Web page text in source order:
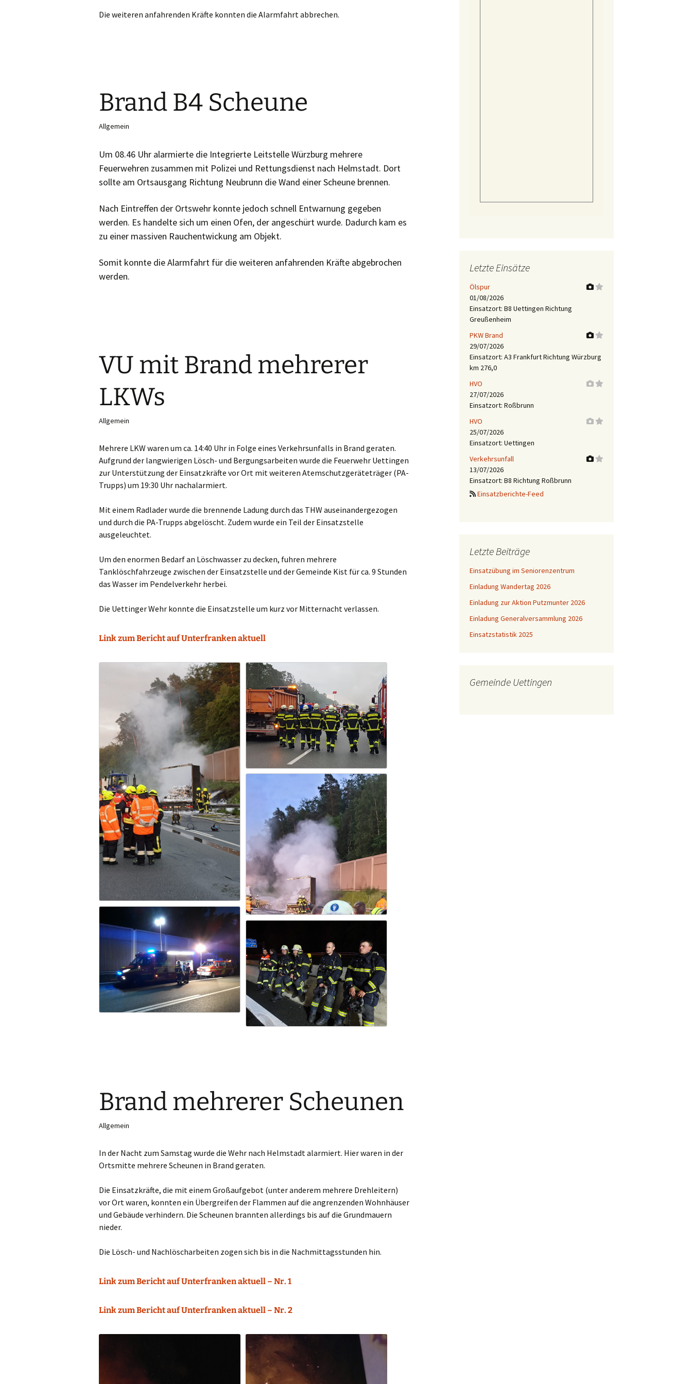
Die weiteren anfahrenden Kräfte konnten die Alarmfahrt abbrechen.
Brand B4 Scheune
Allgemein
Um 08.46 Uhr alarmierte die Integrierte Leitstelle Würzburg mehrere
Feuerwehren zusammen mit Polizei und Rettungsdienst nach Helmstadt. Dort
sollte am Ortsausgang Richtung Neubrunn die Wand einer Scheune brennen.
Nach Eintreffen der Ortswehr konnte jedoch schnell Entwarnung gegeben
werden. Es handelte sich um einen Ofen, der angeschürt wurde. Dadurch kam es
zu einer massiven Rauchentwickung am Objekt.
Somit konnte die Alarmfahrt für die weiteren anfahrenden Kräfte abgebrochen
werden.
VU mit Brand mehrerer
LKWs
Allgemein
Mehrere LKW waren um ca. 14:40 Uhr in Folge eines Verkehrsunfalls in Brand geraten.
Aufgrund der langwierigen Lösch- und Bergungsarbeiten wurde die Feuerwehr Uettingen
zur Unterstützung der Einsatzkräfte vor Ort mit weiteren Atemschutzgeräteträger (PA-
Trupps) um 19:30 Uhr nachalarmiert.
Mit einem Radlader wurde die brennende Ladung durch das THW auseinandergezogen
und durch die PA-Trupps abgelöscht. Zudem wurde ein Teil der Einsatzstelle
ausgeleuchtet.
Um den enormen Bedarf an Löschwasser zu decken, fuhren mehrere
Tanklöschfahrzeuge zwischen der Einsatzstelle und der Gemeinde Kist für ca. 9 Stunden
das Wasser im Pendelverkehr herbei.
Die Uettinger Wehr konnte die Einsatzstelle um kurz vor Mitternacht verlassen.
Link zum Bericht auf Unterfranken aktuell
Brand mehrerer Scheunen
Allgemein
In der Nacht zum Samstag wurde die Wehr nach Helmstadt alarmiert. Hier waren in der
Ortsmitte mehrere Scheunen in Brand geraten.
Die Einsatzkräfte, die mit einem Großaufgebot (unter anderem mehrere Drehleitern)
vor Ort waren, konnten ein Übergreifen der Flammen auf die angrenzenden Wohnhäuser
und Gebäude verhindern. Die Scheunen brannten allerdings bis auf die Grundmauern
nieder.
Die Lösch- und Nachlöscharbeiten zogen sich bis in die Nachmittagsstunden hin.
Link zum Bericht auf Unterfranken aktuell – Nr. 1
Link zum Bericht auf Unterfranken aktuell – Nr. 2
Letzte Einsätze
Ölspur
01/08/2026
Einsatzort: B8 Uettingen Richtung
Greußenheim
PKW Brand
29/07/2026
Einsatzort: A3 Frankfurt Richtung Würzburg
km 276,0
HVO
27/07/2026
Einsatzort: Roßbrunn
HVO
25/07/2026
Einsatzort: Uettingen
Verkehrsunfall
13/07/2026
Einsatzort: B8 Richtung Roßbrunn
Einsatzberichte-Feed
Letzte Beiträge
Einsatzübung im Seniorenzentrum
Einladung Wandertag 2026
Einladung zur Aktion Putzmunter 2026
Einladung Generalversammlung 2026
Einsatzstatistik 2025
Gemeinde Uettingen